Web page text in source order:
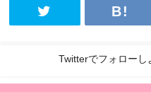
Twitterでフォローし